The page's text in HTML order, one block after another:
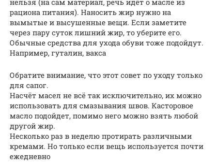
нельзя (на сам материал, речь идёт о масле из
рациона питания). Наносить жир нужно на
вымытые и высушенные вещи. Если заметите
через пару суток лишний жир, то уберите его.
Обычные средства для ухода обуви тоже подойдут.
Например, гуталин, вакса
Обратите внимание, что этот совет по уходу только
для сапог.
Насчёт масел не всё так исключительно, их можно
использовать для смазывания швов. Касторовое
масло подойдет, помимо него можно взять любой
другой жир.
Несколько раз в неделю протирать различными
кремами. Но только если вещь используется почти
ежедневно